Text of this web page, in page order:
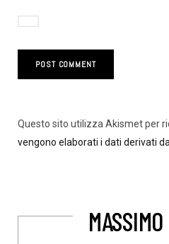
Questo sito utilizza Akismet per
vengono elaborati i dati derivati